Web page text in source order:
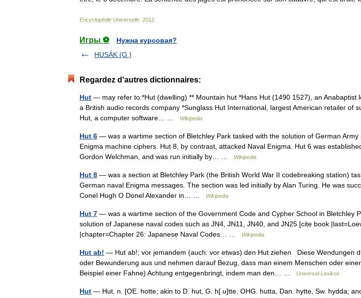
Encyclopédie Universelle 2012
Игры ⚽
Нужна курсовая?
HUSÁK (G.)
Regardez d'autres dictionnaires:
Hut — may refer to:*Hut (dwelling) ** Mountain hut *Hans Hut (1490 1527), an Anabaptist
a British audio records company *Sunglass Hut International, largest American retailer of
Hut, a computer software… …
Wikipedia
Hut 6 — was a wartime section of Bletchley Park tasked with the solution of German Army
Enigma machine ciphers. Hut 8, by contrast, attacked Naval Enigma. Hut 6 was
Gordon Welchman, and was run initially by… …
Wikipedia
Hut 8 — was a section at Bletchley Park (the British World War II codebreaking station)
German naval Enigma messages. The section was led initially by Alan Turing. He was
Conel Hugh O Donel Alexander in… …
Wikipedia
Hut 7 — was a wartime section of the Government Code and Cypher School in Bletchley
solution of Japanese naval codes such as JN4, JN11, JN40, and JN25 [cite book
|chapter=Chapter 26: Japanese Naval Codes… …
Wikipedia
Hut ab! — Hut ab!; vor jemandem (auch: vor etwas) den Hut ziehen Diese Wendungen
oder Bewunderung aus und nehmen darauf Bezug, dass man einem Menschen oder
Beispiel einer Fahne) Achtung entgegenbringt, indem man den… …
Universal-Lexikon
Hut — Hut, n. [OE. hotte; akin to D. hut, G. h[ u]tte, OHG. hutta, Dan. hytte, Sw. hydda;